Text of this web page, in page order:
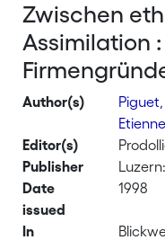
Zwischen
Assimilation
Author(s)
Piguet,
Etienne
Editor(s)
Publisher
Date
issued
1998
In